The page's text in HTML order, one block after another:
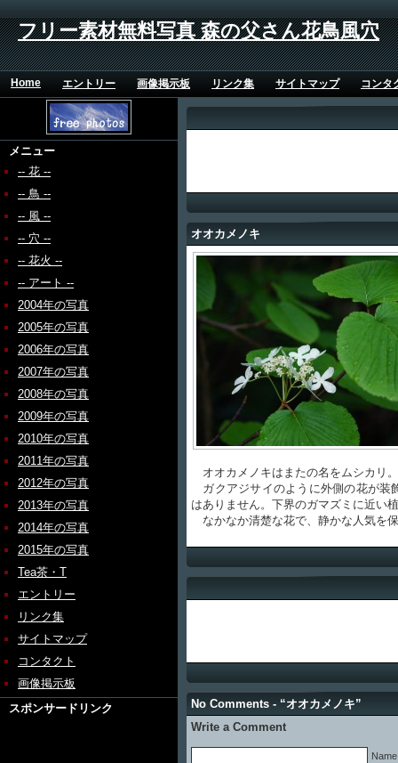
フリー素材無料写真 森の父さん花鳥風穴
Home エントリー 画像掲示板 リンク集 サイトマップ コンタ
メニュー
-- 花 --
-- 鳥 --
-- 風 --
-- 穴 --
-- 花火 --
-- アート --
2004年の写真
2005年の写真
2006年の写真
2007年の写真
2008年の写真
2009年の写真
2010年の写真
2011年の写真
2012年の写真
2013年の写真
2014年の写真
2015年の写真
Tea茶・T
エントリー
リンク集
サイトマップ
コンタクト
画像掲示板
スポンサードリンク
オオカメノキ
オオカメノキはまたの名をムシカリ。
ガクアジサイのように外側の花が装
はありません。下界のガマズミに近い
なかなか清楚な花で、静かな人気を
No Comments - “オオカメノキ”
Write a Comment